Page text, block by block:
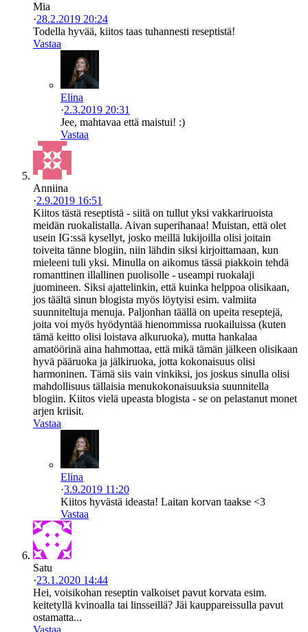
Mia
·28.2.2019 20:24
Todella hyvää, kiitos taas tuhannesti reseptistä!
Vastaa
Elina
·2.3.2019 20:31
Jee, mahtavaa että maistui! :)
Vastaa
Anniina
·2.9.2019 16:51
Kiitos tästä reseptistä - siitä on tullut yksi vakkariruoista
meidän ruokalistalla. Aivan superihanaa! Muistan, että olet
usein IG:ssä kysellyt, josko meillä lukijoilla olisi joitain
toiveita tänne blogiin, niin lähdin siksi kirjoittamaan, kun
mieleeni tuli yksi. Minulla on aikomus tässä piakkoin tehdä
romanttinen illallinen puolisolle - useampi ruokalaji
juomineen. Siksi ajattelinkin, että kuinka helppoa olisikaan,
jos täältä sinun blogista myös löytyisi esim. valmiita
suunniteltuja menuja. Paljonhan täällä on upeita reseptejä,
joita voi myös hyödyntää hienommissa ruokailuissa (kuten
tämä keitto olisi loistava alkuruoka), mutta hankalaa
amatöörinä aina hahmottaa, että mikä tämän jälkeen olisikaan
hyvä pääruoka ja jälkiruoka, jotta kokonaisuus olisi
harmoninen. Tämä siis vain vinkiksi, jos joskus sinulla olisi
mahdollisuus tällaisia menukokonaisuuksia suunnitella
blogiin. Kiitos vielä upeasta blogista - se on pelastanut monet
arjen kriisit.
Vastaa
Elina
·3.9.2019 11:20
Kiitos hyvästä ideasta! Laitan korvan taakse <3
Vastaa
Satu
·23.1.2020 14:44
Hei, voisikohan reseptin valkoiset pavut korvata esim.
keitetyllä kvinoalla tai linsseillä? Jäi kauppareissulla pavut
ostamatta...